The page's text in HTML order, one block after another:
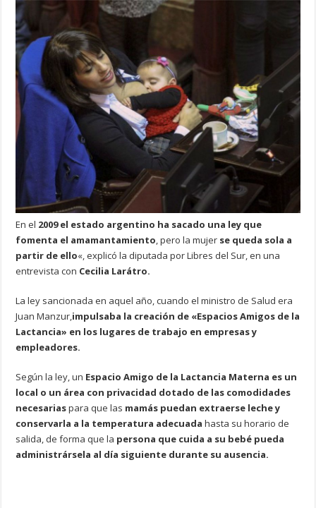
En el 2009 el estado argentino ha sacado una ley que
fomenta el amamantamiento, pero la mujer se queda sola a
partir de ello«, explicó la diputada por Libres del Sur, en una
entrevista con Cecilia Larátro.
La ley sancionada en aquel año, cuando el ministro de Salud era
Juan Manzur,impulsaba la creación de «Espacios Amigos de la
Lactancia» en los lugares de trabajo en empresas y
empleadores.
Según la ley, un Espacio Amigo de la Lactancia Materna es un
local o un área con privacidad dotado de las comodidades
necesariaspara que las mamás puedan extraerse leche y
conservarla a la temperatura adecuada hasta su horario de
salida, de forma que la persona que cuida a su bebé pueda
administrársela al día siguiente durante su ausencia.